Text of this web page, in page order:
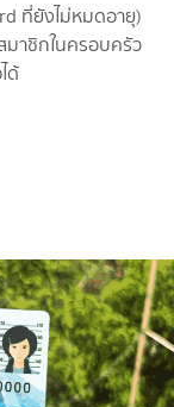
ที่ยังไม่หมดอายุ)
มาชิกในครอบครัว
ด้